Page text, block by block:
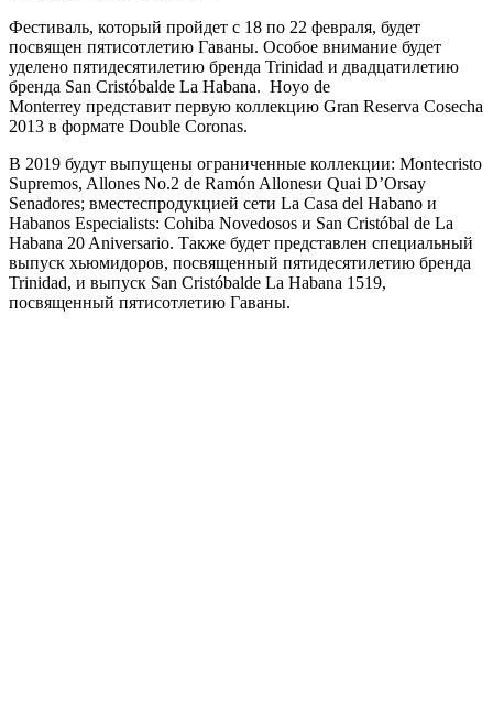
Фестиваль, который пройдет с 18 по 22 февраля, будет
посвящен пятисотлетию Гаваны. Особое внимание будет
уделено пятидесятилетию бренда Trinidad и двадцатилетию
бренда San Cristóbalde La Habana. Hoyo de
Monterrey представит первую коллекцию Gran Reserva Cosecha
2013 в формате Double Coronas.
В 2019 будут выпущены ограниченные коллекции: Montecristo
Supremos, Allones No.2 de Ramón Allonesи Quai D’Orsay
Senadores; вместеспродукцией сети La Casa del Habano и
Habanos Especialists: Cohiba Novedosos и San Cristóbal de La
Habana 20 Aniversario. Также будет представлен специальный
выпуск хьюмидоров, посвященный пятидесятилетию бренда
Trinidad, и выпуск San Cristóbalde La Habana 1519,
посвященный пятисотлетию Гаваны.